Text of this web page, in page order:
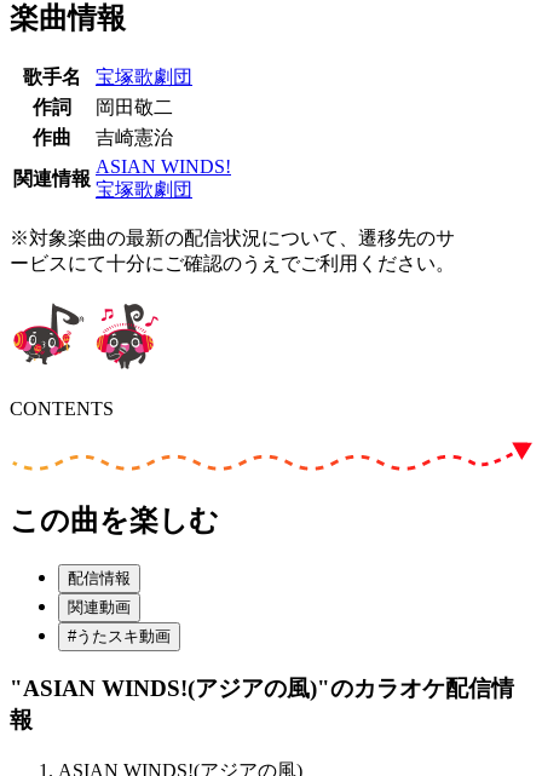
楽曲情報
歌手名
宝塚歌劇団
作詞
岡田敬二
作曲
吉崎憲治
関連情報
ASIAN WINDS!
宝塚歌劇団
※対象楽曲の最新の配信状況について、遷移先のサ
ービスにて十分にご確認のうえでご利用ください。
CONTENTS
この曲を楽しむ
配信情報
関連動画
#うたスキ動画
"ASIAN WINDS!(アジアの風)"のカラオケ配信情
報
ASIAN WINDS!(アジアの風)